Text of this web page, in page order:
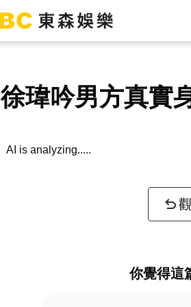
徐瑋吟男方真實
AI is analyzing...
你覺得這